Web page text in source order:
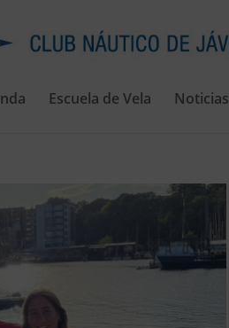
Escuela de Vela Noticias